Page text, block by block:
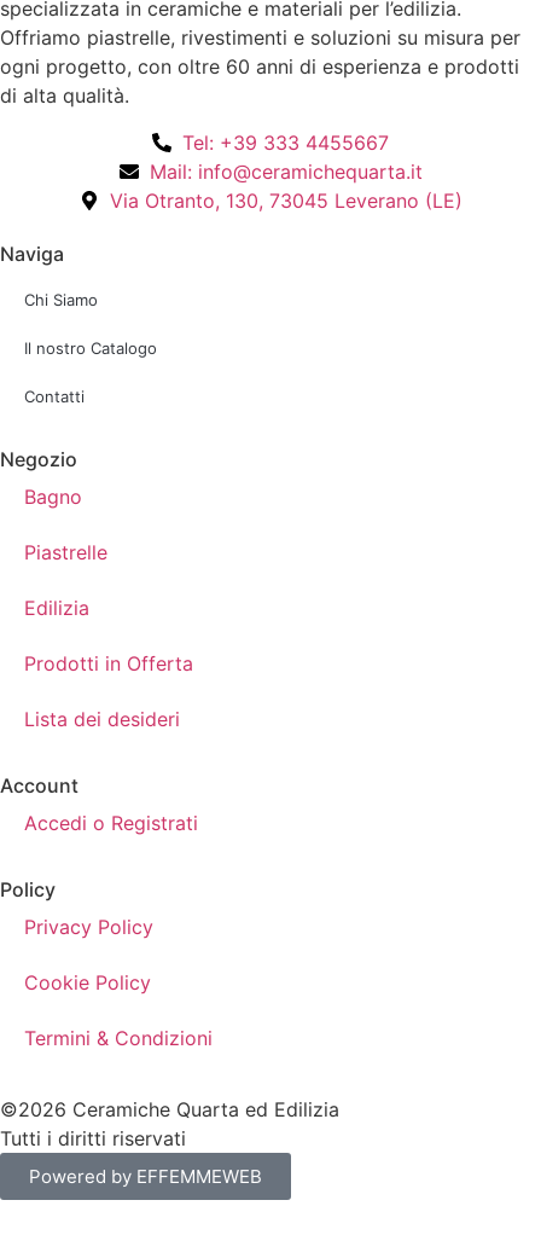
specializzata in ceramiche e materiali per l’edilizia.
Offriamo piastrelle, rivestimenti e soluzioni su misura per
ogni progetto, con oltre 60 anni di esperienza e prodotti
di alta qualità.
Tel: +39 333 4455667
Mail: info@ceramichequarta.it
Via Otranto, 130, 73045 Leverano (LE)
Naviga
Chi Siamo
Il nostro Catalogo
Contatti
Negozio
Bagno
Piastrelle
Edilizia
Prodotti in Offerta
Lista dei desideri
Account
Accedi o Registrati
Policy
Privacy Policy
Cookie Policy
Termini & Condizioni
©2026 Ceramiche Quarta ed Edilizia
Tutti i diritti riservati
Powered by EFFEMMEWEB